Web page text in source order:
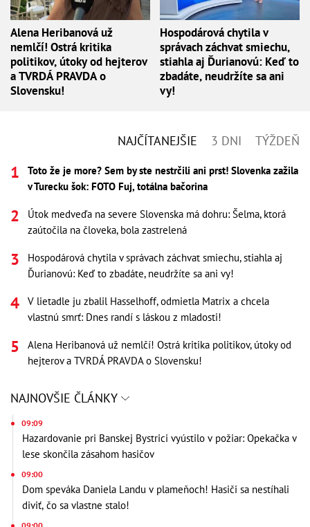
Alena Heribanová už
nemlčí! Ostrá kritika
politikov, útoky od hejterov
a TVRDÁ PRAVDA o
Slovensku!
Hospodárová chytila v
správach záchvat smiechu,
stiahla aj Ďurianovú: Keď to
zbadáte, neudržíte sa ani
vy!
NAJČÍTANEJŠIE 3 DNI TÝŽDEŇ
Toto že je more? Sem by ste nestrčili ani prst! Slovenka zažila
v Turecku šok: FOTO Fuj, totálna bačorina
Útok medveďa na severe Slovenska má dohru: Šelma, ktorá
zaútočila na človeka, bola zastrelená
Hospodárová chytila v správach záchvat smiechu, stiahla aj
Ďurianovú: Keď to zbadáte, neudržíte sa ani vy!
V lietadle ju zbalil Hasselhoff, odmietla Matrix a chcela
vlastnú smrť: Dnes randí s láskou z mladosti!
Alena Heribanová už nemlčí! Ostrá kritika politikov, útoky od
hejterov a TVRDÁ PRAVDA o Slovensku!
NAJNOVŠIE ČLÁNKY
09:09
Hazardovanie pri Banskej Bystrici vyústilo v požiar: Opekačka v
lese skončila zásahom hasičov
09:00
Dom speváka Daniela Landu v plameňoch! Hasiči sa nestíhali
diviť, čo sa vlastne stalo!